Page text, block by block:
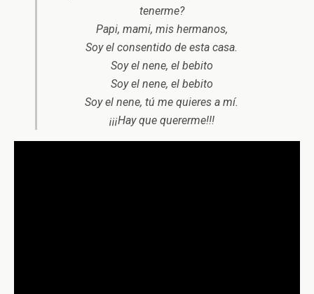
tenerme?
Papi, mami, mis hermanos,
Soy el consentido de esta casa.
Soy el nene, el bebito
Soy el nene, el bebito
Soy el nene, tú me quieres a mí.
¡¡¡Hay que quererme!!!